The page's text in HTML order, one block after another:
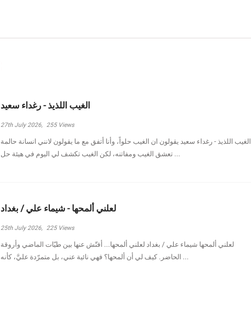
الغيب اللذيذ - رغداء سعيد
27th July 2026, 255Views
الغيب اللذيذ - رغداء سعيد يقولون ان الغيب حلواً، وأنا أتفق مع ما يقولون لانني انسانة حالمة
تعشق الغيب ومفاتنه، لكن الغيب تكشف لي اليوم في هيئة حل ...
لعلني ألمحها - شيماء علي / بغداد
25th July 2026, 225Views
لعلني ألمحها شيماء علي / بغداد لعلني ألمحها... أفتّش عنها بين طيّات الماضي وأروقة
الحاضر. كيف لي أن ألمحها؟ فهي نائية عني، بل متمرّدة عليَّ، كأنه ...